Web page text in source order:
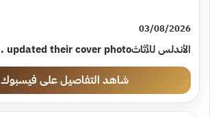
03/08/2026
شاهد التفاصيل على فيسبوك